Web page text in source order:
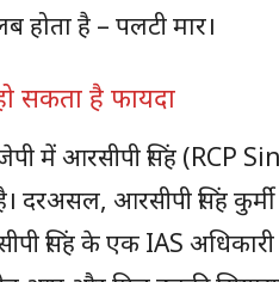
होता है – पलटी मार।
सकता है फायदा
में आरसीपी सिंह (RCP
दरअसल, आरसीपी सिंह
सिंह के एक IAS अधिकारी